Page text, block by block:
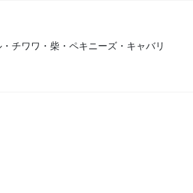
チワワ・柴・ペキニーズ・キャバリ